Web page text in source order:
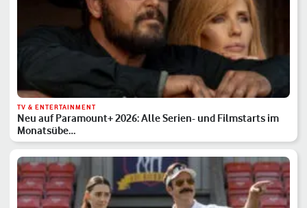
TV & ENTERTAINMENT
Neu auf Paramount+ 2026: Alle Serien- und Filmstarts im
Monatsübe…